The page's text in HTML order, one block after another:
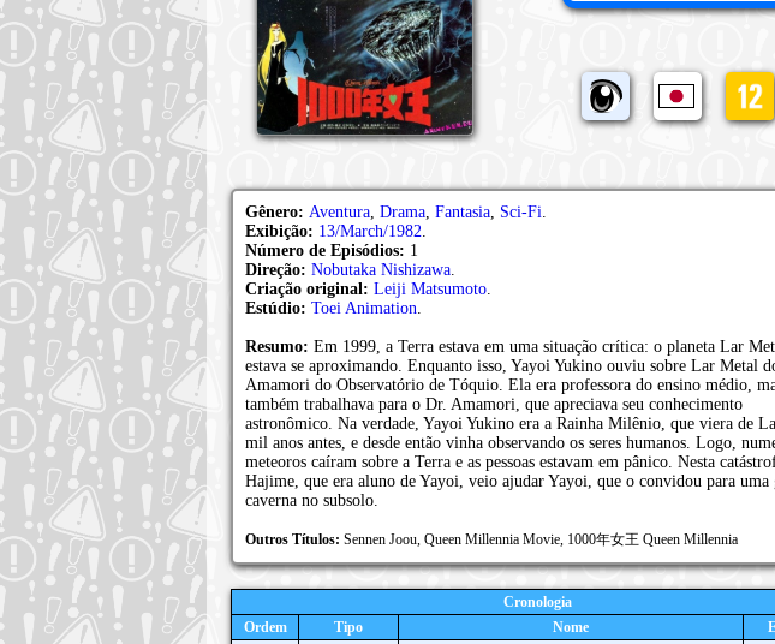
Gênero: Aventura, Drama, Fantasia, Sci-Fi.
Exibição: 13/March/1982.
Número de Episódios: 1
Direção: Nobutaka Nishizawa.
Criação original: Leiji Matsumoto.
Estúdio: Toei Animation.
Resumo: Em 1999, a Terra estava em uma situação crítica: o planeta Lar
estava se aproximando. Enquanto isso, Yayoi Yukino ouviu sobre Lar Metal
Amamori do Observatório de Tóquio. Ela era professora do ensino médio,
também trabalhava para o Dr. Amamori, que apreciava seu conhecimento
astronômico. Na verdade, Yayoi Yukino era a Rainha Milênio, que viera de
mil anos antes, e desde então vinha observando os seres humanos. Logo,
meteoros caíram sobre a Terra e as pessoas estavam em pânico. Nesta
Hajime, que era aluno de Yayoi, veio ajudar Yayoi, que o convidou para uma
caverna no subsolo.
Outros Títulos: Sennen Joou, Queen Millennia Movie, 1000年女王 Queen Millennia
Cronologia
Ordem
Tipo Nome